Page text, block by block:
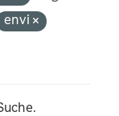
envi